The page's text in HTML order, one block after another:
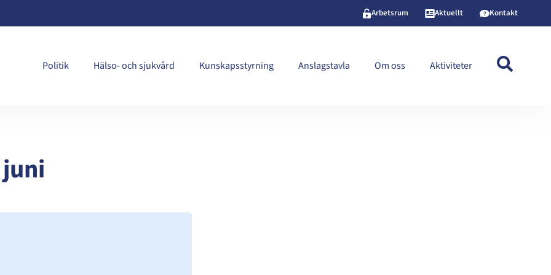
Arbetsrum Aktuellt Kontakt
Politik Hälso- och sjukvård Kunskapsstyrning Anslagstavla Om oss Aktiviteter